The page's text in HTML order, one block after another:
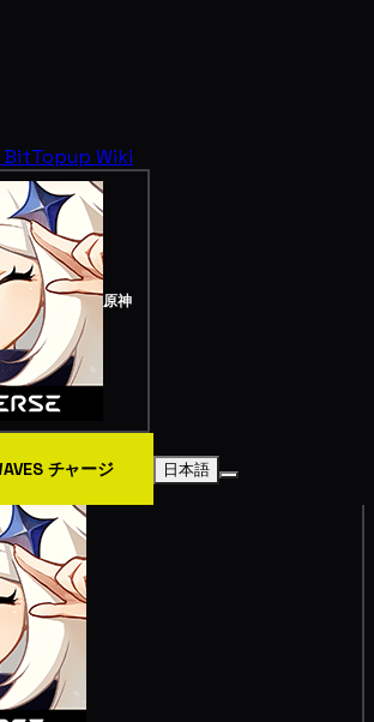
BitTopup Wiki
原神
チャージ 日本語